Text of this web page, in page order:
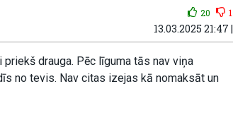
20 1
13.03.2025 21:47 |
drauga. Pēc līguma tās nav viņa
no tevis. Nav citas izejas kā nomaksāt un